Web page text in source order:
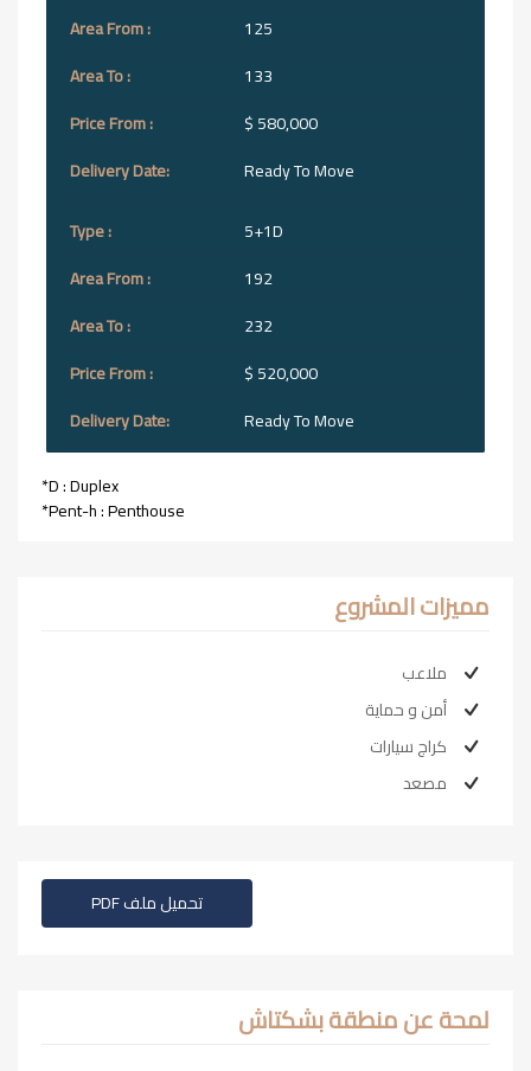
125
133
$ 580,000
Ready To Move
5+1D
192
232
$ 520,000
Ready To Move
*D : Duplex
*Pent-h : Penthouse
مميزات المشروع
ملاعب
أمن و حماية
كراج سيارات
مصعد
تحميل ملف PDF
لمحة عن منطقة بشكتاش